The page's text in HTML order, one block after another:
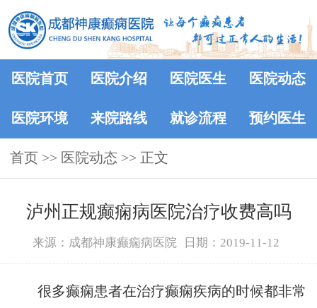
医院首页 医院介绍 医院医生 医院动态
医院环境 来院路线 就诊流程 预约医生
首页 >> 医院动态 >> 正文
泸州正规癫痫病医院治疗收费高吗
来源：成都神康癫痫病医院 日期：2019-11-12
很多癫痫患者在治疗癫痫疾病的时候都非常